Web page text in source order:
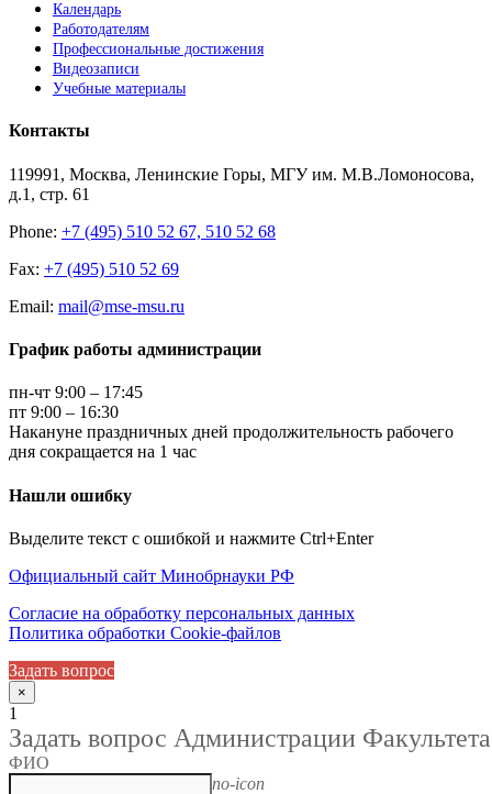
Календарь
Работодателям
Профессиональные достижения
Видеозаписи
Учебные материалы
Контакты
119991, Москва, Ленинские Горы, МГУ им. М.В.Ломоносова,
д.1, стр. 61
Phone: +7 (495) 510 52 67, 510 52 68
Fax: +7 (495) 510 52 69
Email: mail@mse-msu.ru
График работы администрации
пн-чт 9:00 – 17:45
пт 9:00 – 16:30
Накануне праздничных дней продолжительность рабочего
дня сокращается на 1 час
Нашли ошибку
Выделите текст с ошибкой и нажмите Ctrl+Enter
Официальный сайт Минобрнауки РФ
Согласие на обработку персональных данных
Политика обработки Cookie-файлов
Задать вопрос
×
1
Задать вопрос Администрации Факультета
ФИО
no-icon